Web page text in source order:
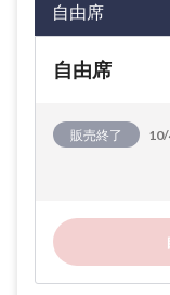
自由席
自由席
販売終了